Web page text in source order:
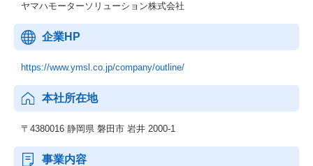
ヤマハモーターソリューション株式会社
企業HP
https://www.ymsl.co.jp/company/outline/
本社所在地
〒4380016 静岡県 磐田市 岩井 2000-1
事業内容